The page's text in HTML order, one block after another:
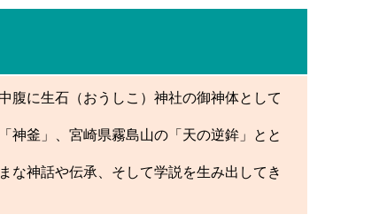
に生石（おうしこ）神社の御神体として
釜」、宮崎県霧島山の「天の逆鉾」とと
神話や伝承、そして学説を生み出してき